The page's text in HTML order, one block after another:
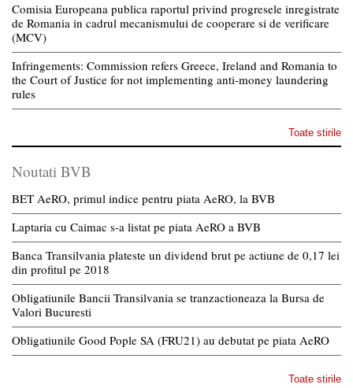
Comisia Europeana publica raportul privind progresele inregistrate
de Romania in cadrul mecanismului de cooperare si de verificare
(MCV)
Infringements: Commission refers Greece, Ireland and Romania to
the Court of Justice for not implementing anti-money laundering
rules
Toate stirile
Noutati BVB
BET AeRO, primul indice pentru piata AeRO, la BVB
Laptaria cu Caimac s-a listat pe piata AeRO a BVB
Banca Transilvania plateste un dividend brut pe actiune de 0,17 lei
din profitul pe 2018
Obligatiunile Bancii Transilvania se tranzactioneaza la Bursa de
Valori Bucuresti
Obligatiunile Good Pople SA (FRU21) au debutat pe piata AeRO
Toate stirile